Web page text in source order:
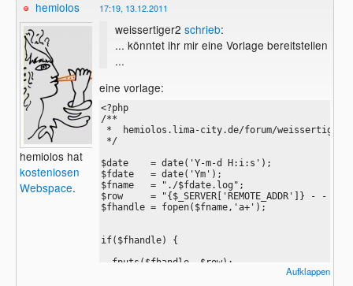
hemiolos
hemiolos hat
kostenlosen
Webspace.
17:19, 13.12.2011
weissertiger2 schrieb:
... könntet ihr mir eine Vorlage bereitstellen
...
eine vorlage:
<?php
/**
*  hemiolos.lima-city.de/forum/
*/
$date    = date('Y-m-d H:i:s');
$fdate   = date('Ym');
$fname   = "./$fdate.log";
$row     = "{$_SERVER['REMOTE_ADDR']} - -
$fhandle = fopen($fname,'a+');
if($fhandle) {
  fputs($fhandle, $row);
Aufklappen